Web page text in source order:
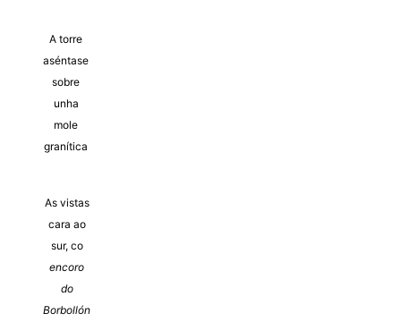
A torre
aséntase
sobre
unha
mole
granítica
As vistas
cara ao
sur, co
encoro
do
Borbollón